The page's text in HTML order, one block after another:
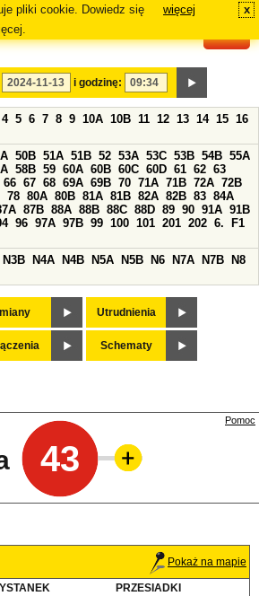
pliki cookie. Dowiedz się
więcej x
i godzinę:
4 5 6 7 8 9 10A 10B 11 12 13 14 15 16
50B 51A 51B 52 53A 53C 53B 54B 55A
58B 59 60A 60B 60C 60D 61 62 63
66 67 68 69A 69B 70 71A 71B 72A 72B
78 80A 80B 81A 81B 82A 82B 83 84A
87B 88A 88B 88C 88D 89 90 91A 91B
96 97A 97B 99 100 101 201 202 6.
F1
N3B N4A N4B N5A N5B N6 N7A N7B
N8
Utrudnienia
Schematy
43
Pomoc
Pokaż na mapie
PRZESIADKI